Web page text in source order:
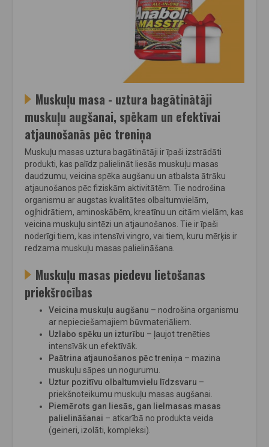
Muskuļu masa - uztura bagātinātāji
muskuļu augšanai, spēkam un efektīvai
atjaunošanās pēc treniņa
Muskuļu masas uztura bagātinātāji ir īpaši izstrādāti
produkti, kas palīdz palielināt liesās muskuļu masas
daudzumu, veicina spēka augšanu un atbalsta ātrāku
atjaunošanos pēc fiziskām aktivitātēm. Tie nodrošina
organismu ar augstas kvalitātes olbaltumvielām,
ogļhidrātiem, aminoskābēm, kreatīnu un citām vielām, kas
veicina muskuļu sintēzi un atjaunošanos. Tie ir īpaši
noderīgi tiem, kas intensīvi vingro, vai tiem, kuru mērķis ir
redzama muskuļu masas palielināšana.
Muskuļu masas piedevu lietošanas
priekšrocības
Veicina muskuļu augšanu – nodrošina organismu
ar nepieciešamajiem būvmateriāliem.
Uzlabo spēku un izturību – ļaujot trenēties
intensīvāk un efektīvāk.
Paātrina atjaunošanos pēc treniņa – mazina
muskuļu sāpes un nogurumu.
Uztur pozitīvu olbaltumvielu līdzsvaru –
priekšnoteikumu muskuļu masas augšanai.
Piemērots gan liesās, gan lielmasas masas
palielināšanai – atkarībā no produkta veida
(geineri, izolāti, kompleksi).